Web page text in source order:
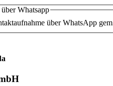
Whatsapp
über WhatsApp